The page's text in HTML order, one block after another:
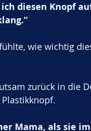
diesen Knopf
wie wichtig
zurück in die
Mama, als sie